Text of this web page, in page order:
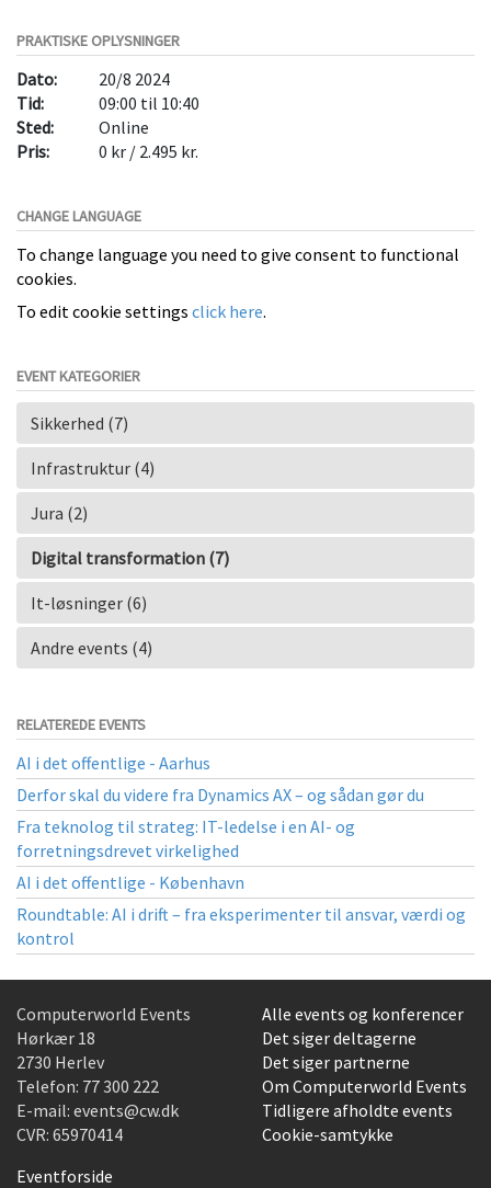
PRAKTISKE OPLYSNINGER
Dato:
20/8 2024
Tid:
09:00 til 10:40
Sted:
Online
Pris:
0 kr / 2.495 kr.
CHANGE LANGUAGE
To change language you need to give consent to functional
cookies.
To edit cookie settings click here.
EVENT KATEGORIER
Sikkerhed (7)
Infrastruktur (4)
Jura (2)
Digital transformation (7)
It-løsninger (6)
Andre events (4)
RELATEREDE EVENTS
AI i det offentlige - Aarhus
Derfor skal du videre fra Dynamics AX – og sådan gør du
Fra teknolog til strateg: IT-ledelse i en AI- og
forretningsdrevet virkelighed
AI i det offentlige - København
Roundtable: AI i drift – fra eksperimenter til ansvar, værdi og
kontrol
Computerworld Events
Hørkær 18
2730 Herlev
Telefon: 77 300 222
E-mail: events@cw.dk
CVR: 65970414
Alle events og konferencer
Det siger deltagerne
Det siger partnerne
Om Computerworld Events
Tidligere afholdte events
Cookie-samtykke
Eventforside